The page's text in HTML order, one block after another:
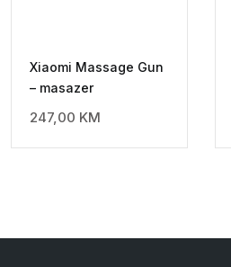
Xiaomi Massage Gun
– masazer
247,00 KM